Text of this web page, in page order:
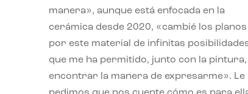
manera», aunque está enfocada en la
cerámica desde 2020, «cambié los planos
por este material de infinitas
que me ha permitido, junto con la pintura,
encontrar la manera de expresarme». Le